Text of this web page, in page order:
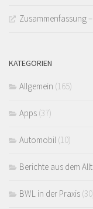
Zusammenfassung
KATEGORIEN
Allgemein (165)
Apps (37)
Automobil (10)
Berichte aus dem
BWL in der Praxis